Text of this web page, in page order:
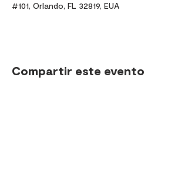
#101, Orlando, FL 32819, EUA
Compartir este evento